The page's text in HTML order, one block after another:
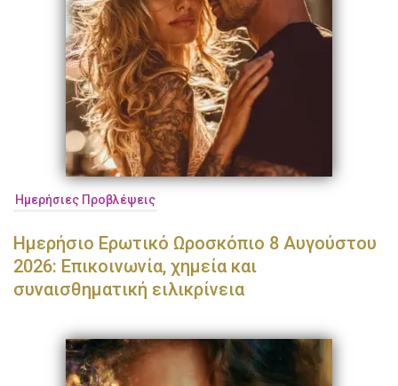
Ημερήσιες Προβλέψεις
Ημερήσιο Ερωτικό Ωροσκόπιο 8 Αυγούστου
2026: Επικοινωνία, χημεία και
συναισθηματική ειλικρίνεια